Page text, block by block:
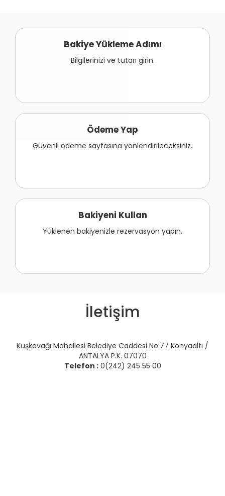
Bakiye Yükleme Adımı
Bilgilerinizi ve tutarı girin.
Ödeme Yap
Güvenli ödeme sayfasına yönlendirileceksiniz.
Bakiyeni Kullan
Yüklenen bakiyenizle rezervasyon yapın.
İletişim
Kuşkavağı Mahallesi Belediye Caddesi No:77 Konyaaltı /
ANTALYA P.K. 07070
Telefon :0(242) 245 55 00